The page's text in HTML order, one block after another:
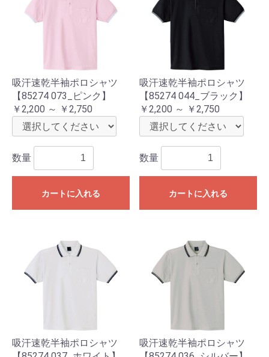
吸汗速乾半袖ポロシャツ
【85274 073_ピンク】
￥2,200 ～ ￥2,750
数量
カートに入れる
吸汗速乾半袖ポロシャツ
【85274 044_ブラック】
￥2,200 ～ ￥2,750
数量
カートに入れる
吸汗速乾半袖ポロシャツ
吸汗速乾半袖ポロシャツ